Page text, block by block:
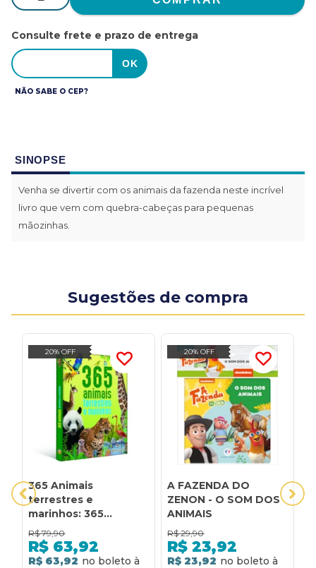
Consulte frete e prazo de entrega
NÃO SABE O CEP?
SINOPSE
Venha se divertir com os animais da fazenda neste incrível
livro que vem com quebra-cabeças para pequenas
mãozinhas.
Sugestões de compra
20% OFF
365 Animais
terrestres e
marinhos: 365
Animais terrestres e
marinhos
R$ 79,90
R$ 63,92
R$ 63,92
20% OFF
A FAZENDA DO
ZENON - O SOM DOS
ANIMAIS
R$ 29,90
R$ 23,92
R$ 23,92